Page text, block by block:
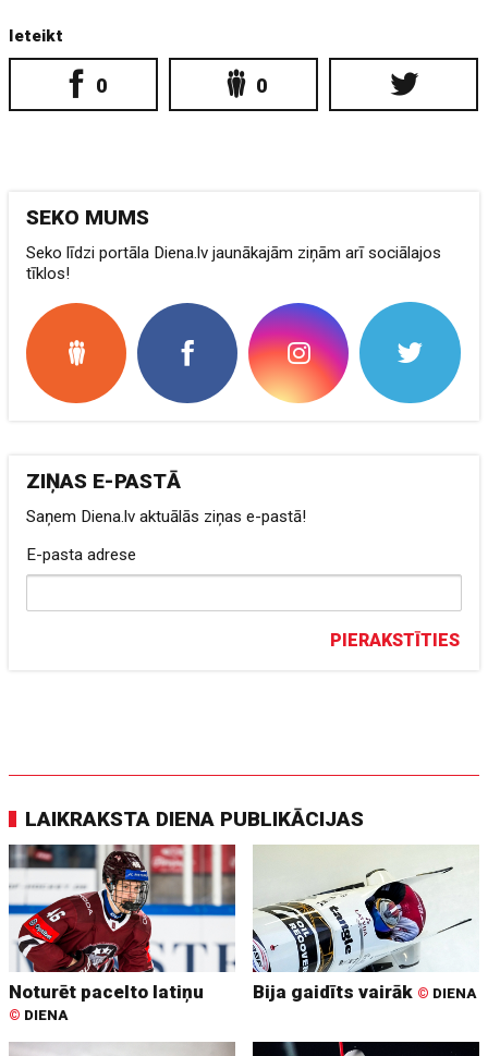
Ieteikt
0 0
SEKO MUMS
Seko līdzi portāla Diena.lv jaunākajām ziņām arī sociālajos
tīklos!
ZIŅAS E-PASTĀ
Saņem Diena.lv aktuālās ziņas e-pastā!
E-pasta adrese
PIERAKSTĪTIES
LAIKRAKSTA DIENA PUBLIKĀCIJAS
Noturēt pacelto latiņu
© DIENA
Bija gaidīts vairāk © DIENA